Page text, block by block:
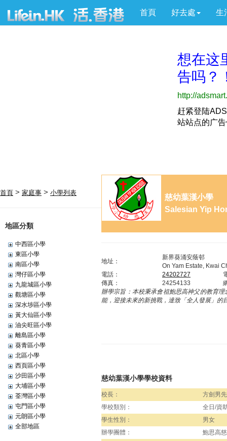
首頁 好去處 生
首頁 > 家庭事 > 小學列表
地區分類
中西區小學
東區小學
南區小學
灣仔區小學
九龍城區小學
觀塘區小學
深水埗區小學
黃大仙區小學
油尖旺區小學
離島區小學
葵青區小學
北區小學
西頁區小學
沙田區小學
大埔區小學
荃灣區小學
屯門區小學
元朗區小學
全部地區
慈幼葉漢小學
Salesian Yip
地址：
新界葵涌安蔭邨
On Yam Estate, Kwai
電話：
24202727
傳真：
24254133
辦學宗旨： 本校秉承會祖鮑思高神父的教育
能，迎接未來的新挑戰，達致「全人發展」的
慈幼葉漢小學學校資料
校長：
方劍男
學校類別：
全日/資
學生性別：
男女
辦學團體：
鮑思高